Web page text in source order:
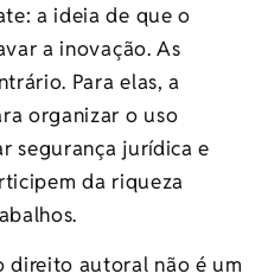
a ideia de que o
a inovação. As
Para elas, a
organizar o uso
segurança jurídica e
da riqueza
direito autoral não é um